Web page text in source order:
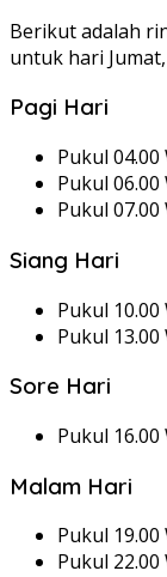
Berikut adalah
untuk hari
Pagi Hari
Pukul 04.00
Pukul 06.00
Pukul 07.00
Siang Hari
Pukul
Pukul
Sore Hari
Pukul 16.00
Malam Hari
Pukul 19.00
Pukul 22.00